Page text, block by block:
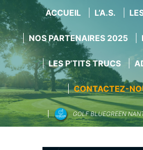
ACCUEIL L’A.S.
NOS PARTENAIRES 2025
LES P’TITS TRUCS
CONTACTEZ-
GOLF BLUEGREEN